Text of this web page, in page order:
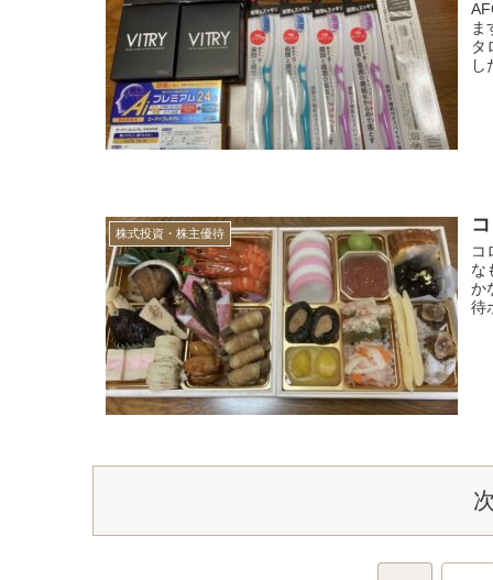
ま
タ
し
株式投資・株主優待
コ
な
か
待